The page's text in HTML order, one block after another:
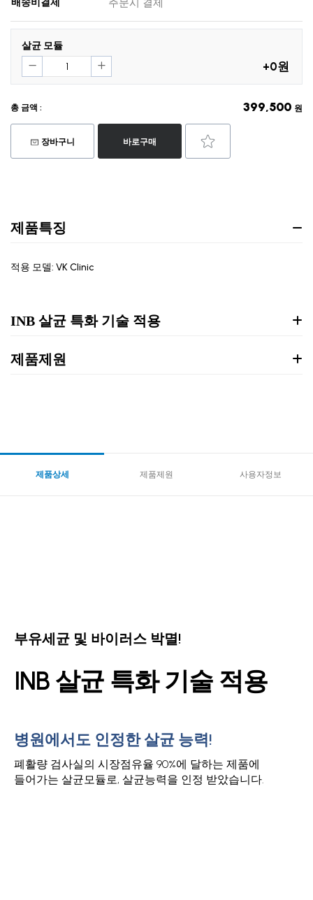
배송비결제 주문시 결제
살균 모듈
+0원
총 금액 : 399,500 원
장바구니 바로구매
제품특징
적용 모델: VK Clinic
INB 살균 특화 기술 적용
제품제원
제품상세 제품제원 사용자정보
부유세균 및 바이러스 박멸!
INB 살균 특화 기술 적용
병원에서도 인정한 살균 능력!
폐활량 검사실의 시장점유율 90%에 달하는 제품에
들어가는 살균모듈로, 살균능력을 인정 받았습니다.